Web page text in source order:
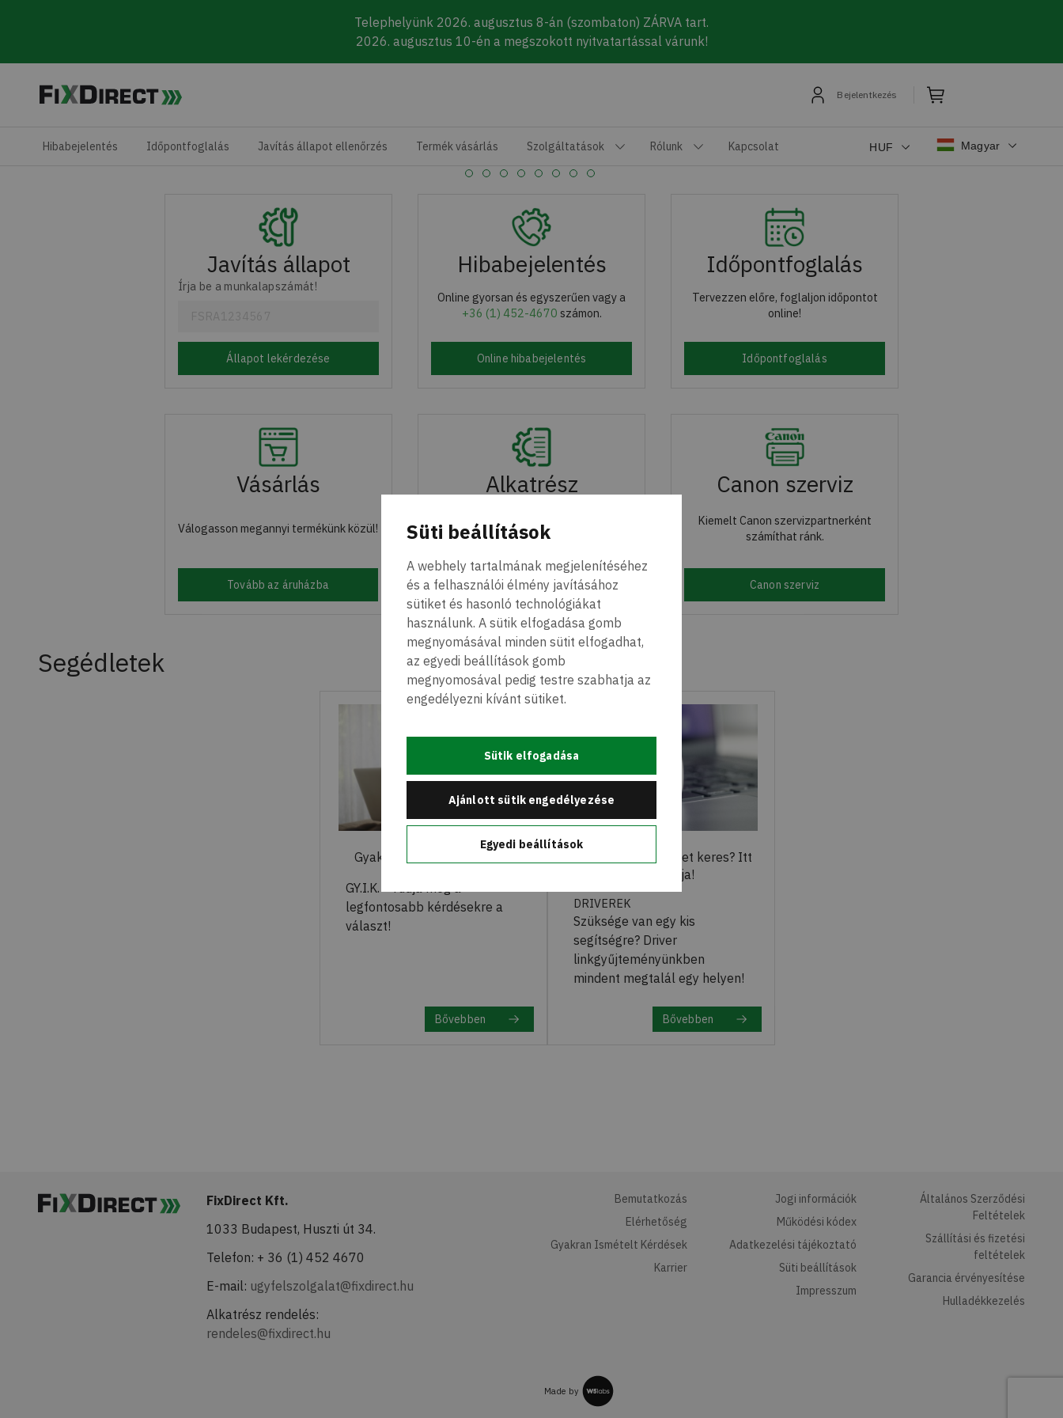
Süti beállítások
A webhely tartalmának megjelenítéséhez
és a felhasználói élmény javításához
sütiket és hasonló technológiákat
használunk. A sütik elfogadása gomb
megnyomásával minden sütit elfogadhat,
az egyedi beállítások gomb
megnyomosával pedig testre szabhatja az
engedélyezni kívánt sütiket.
Sütik elfogadása
Ajánlott sütik engedélyezése
Egyedi beállítások
Telephelyünk 2026. augusztus 8-án (szombaton) ZÁRVA tart.
2026. augusztus 10-én a megszokott nyitvatartással várunk!
Skip to main content Bejelentkezés
Hibabejelentés Időpontfoglalás Javítás állapot ellenőrzés Termék vásárlás Szolgáltatások Rólunk Kapcsolat HUF Magyar
Javítás állapot
Írja be a munkalapszámát!
Állapot lekérdezése
Hibabejelentés
Online gyorsan és egyszerűen vagy a
+36 (1) 452-4670 számon.
Online hibabejelentés
Időpontfoglalás
Tervezzen előre, foglaljon időpontot
online!
Időpontfoglalás
Vásárlás
Válogasson megannyi termékünk közül!
Tovább az áruházba
Alkatrész
Meghibásodott készülék esetén kérjen
Ajánlatkérés
Canon szerviz
Kiemelt Canon szervizpartnerként
számíthat ránk.
Canon szerviz
Segédletek
Gyakran Ismételt Kérdések
GY.I.K. - Tudja meg a
legfontosabb kérdésekre a
választ!
Bővebben
Letölthető Drivereket keres? Itt
megtalálja!
DRIVEREK
Szüksége van egy kis
segítségre? Driver
linkgyűjteményünkben
mindent megtalál egy helyen!
Bővebben
FixDirect Kft.
1033 Budapest, Huszti út 34.
Telefon: + 36 (1) 452 4670
E-mail: ugyfelszolgalat@fixdirect.hu
Alkatrész rendelés:
rendeles@fixdirect.hu
Bemutatkozás
Elérhetőség
Gyakran Ismételt Kérdések
Karrier
Jogi információk
Működési kódex
Adatkezelési tájékoztató
Süti beállítások
Impresszum
Általános Szerződési
Feltételek
Szállítási és fizetési
feltételek
Garancia érvényesítése
Hulladékkezelés
Made by